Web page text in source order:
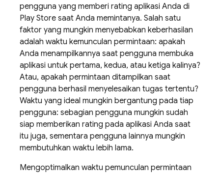
pengguna yang memberi rating aplikasi Anda di
Play Store saat Anda memintanya. Salah satu
faktor yang mungkin menyebabkan keberhasilan
adalah waktu kemunculan permintaan: apakah
Anda menampilkannya saat pengguna membuka
aplikasi untuk pertama, kedua, atau ketiga kalinya?
Atau, apakah permintaan ditampilkan saat
pengguna berhasil menyelesaikan tugas tertentu?
Waktu yang ideal mungkin bergantung pada tiap
pengguna: sebagian pengguna mungkin sudah
siap memberikan rating pada aplikasi Anda saat
itu juga, sementara pengguna lainnya mungkin
membutuhkan waktu lebih lama.
Mengoptimalkan waktu pemunculan permintaan